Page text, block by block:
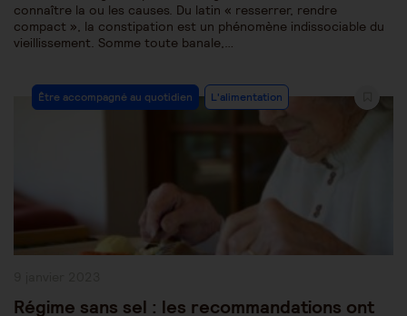
connaître la ou les causes. Du latin « resserrer, rendre
compact », la constipation est un phénomène indissociable du
vieillissement. Somme toute banale,…
Post
Category:
Être accompagné au quotidien L'alimentation
Régime sans sel : les recommandations ont